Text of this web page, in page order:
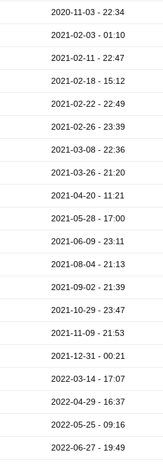
2020-11-03 - 22:34
2021-02-03 - 01:10
2021-02-11 - 22:47
2021-02-18 - 15:12
2021-02-22 - 22:49
2021-02-26 - 23:39
2021-03-08 - 22:36
2021-03-26 - 21:20
2021-04-20 - 11:21
2021-05-28 - 17:00
2021-06-09 - 23:11
2021-08-04 - 21:13
2021-09-02 - 21:39
2021-10-29 - 23:47
2021-11-09 - 21:53
2021-12-31 - 00:21
2022-03-14 - 17:07
2022-04-29 - 16:37
2022-05-25 - 09:16
2022-06-27 - 19:49